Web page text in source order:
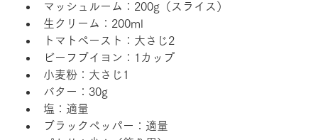
マッシュルーム：200g（スライス）
生クリーム：200ml
トマトペースト：大さじ2
ビーフブイヨン：1カップ
小麦粉：大さじ1
バター：30g
塩：適量
ブラックペッパー：適量